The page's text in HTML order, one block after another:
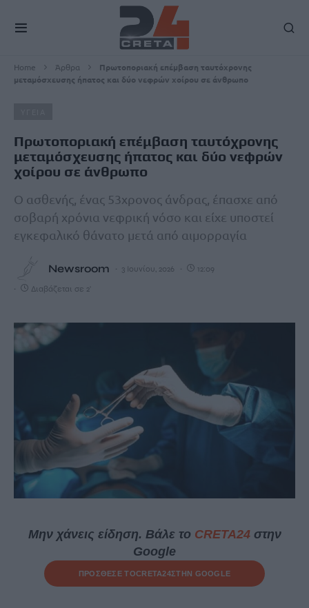
Home Άρθρα
Πρωτοποριακή επέμβαση ταυτόχρονης
μεταμόσχευσης ήπατος και δύο νεφρών χοίρου σε άνθρωπο
Πρωτοποριακή επέμβαση ταυτόχρονης
μεταμόσχευσης ήπατος και δύο νεφρών
χοίρου σε άνθρωπο
Ο ασθενής, ένας 53χρονος άνδρας, έπασχε από
σοβαρή χρόνια νεφρική νόσο και είχε υποστεί
εγκεφαλικό θάνατο μετά από αιμορραγία
Newsroom 3 Ιουνίου, 2026 12:09
Διαβάζεται σε 2'
Μην χάνεις είδηση. Βάλε το CRETA24στην
Google
ΠΡΟΣΘΕΣΕ ΤΟCRETA24ΣΤΗΝ GOOGLE